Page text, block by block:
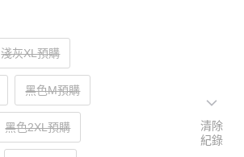
淺灰XL預購
黑色M預購
黑色2XL預購
清除
紀錄